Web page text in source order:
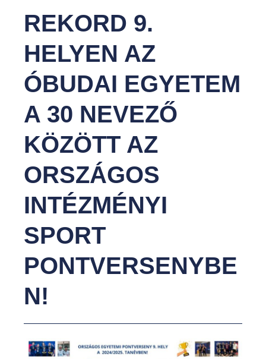
REKORD 9.
HELYEN AZ
ÓBUDAI EGYETEM
A 30 NEVEZŐ
KÖZÖTT AZ
ORSZÁGOS
INTÉZMÉNYI
SPORT
PONTVERSENYBE
N!